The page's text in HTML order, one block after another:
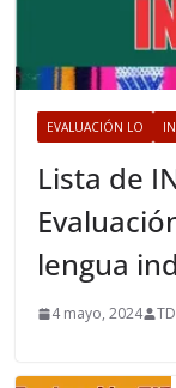
EVALUACIÓN LO
Lista de
lengua
4 mayo, 2024